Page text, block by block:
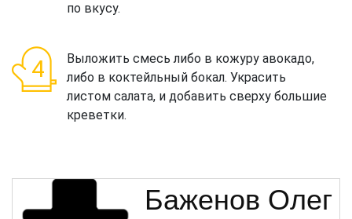
по вкусу.
Выложить смесь либо в кожуру авокадо,
либо в коктейльный бокал. Украсить
листом салата, и добавить сверху большие
креветки.
Баженов Олег